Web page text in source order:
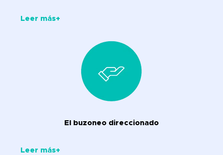
Leer más+
El buzoneo direccionado
Leer más+